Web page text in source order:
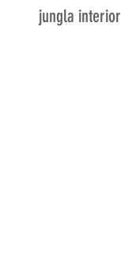
jungla interior